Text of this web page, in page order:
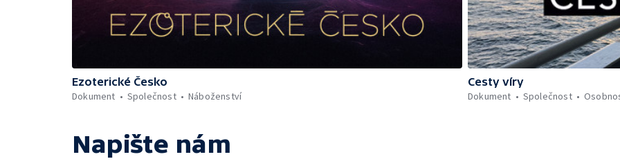
Ezoterické Česko
Dokument
Společnost Náboženství
Cesty víry
Dokument
Společnost
Napište nám